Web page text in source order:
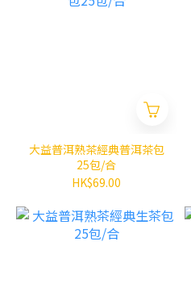
大益普洱熟茶經典普洱茶包
25包/合
HK$69.00